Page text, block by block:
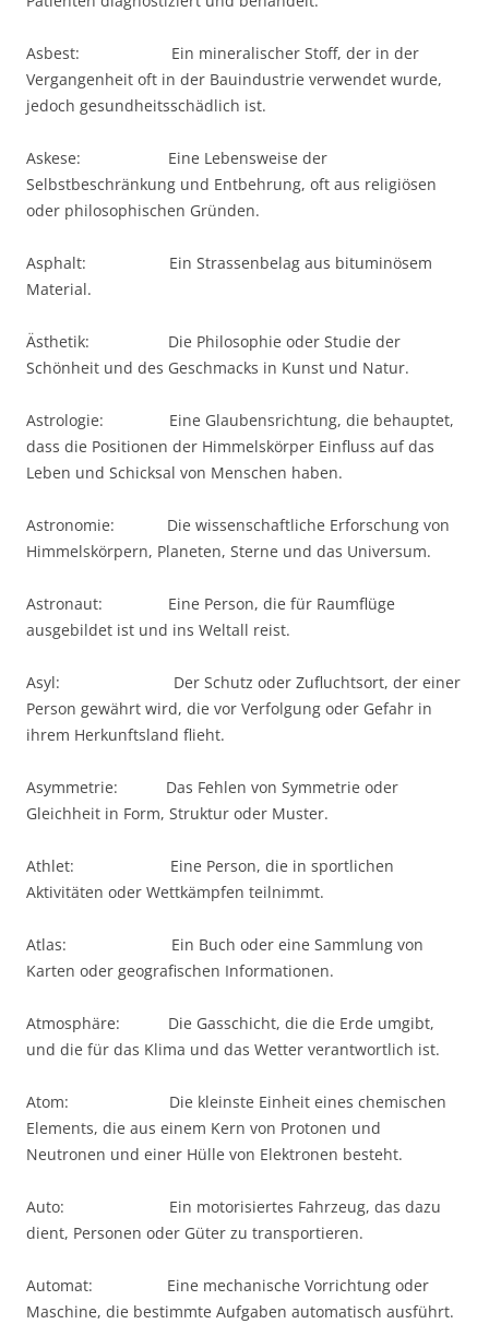
Asbest: Ein mineralischer Stoff, der in der
Vergangenheit oft in der Bauindustrie verwendet wurde,
jedoch gesundheitsschädlich ist.
Askese: Eine Lebensweise der
Selbstbeschränkung und Entbehrung, oft aus religiösen
oder philosophischen Gründen.
Asphalt: Ein Strassenbelag aus bituminösem
Material.
Ästhetik: Die Philosophie oder Studie der
Schönheit und des Geschmacks in Kunst und Natur.
Astrologie: Eine Glaubensrichtung, die behauptet,
dass die Positionen der Himmelskörper Einfluss auf das
Leben und Schicksal von Menschen haben.
Astronomie: Die wissenschaftliche Erforschung von
Himmelskörpern, Planeten, Sterne und das Universum.
Astronaut: Eine Person, die für Raumflüge
ausgebildet ist und ins Weltall reist.
Asyl: Der Schutz oder Zufluchtsort, der einer
Person gewährt wird, die vor Verfolgung oder Gefahr in
ihrem Herkunftsland flieht.
Asymmetrie: Das Fehlen von Symmetrie oder
Gleichheit in Form, Struktur oder Muster.
Athlet: Eine Person, die in sportlichen
Aktivitäten oder Wettkämpfen teilnimmt.
Atlas: Ein Buch oder eine Sammlung von
Karten oder geografischen Informationen.
Atmosphäre: Die Gasschicht, die die Erde umgibt,
und die für das Klima und das Wetter verantwortlich ist.
Atom: Die kleinste Einheit eines chemischen
Elements, die aus einem Kern von Protonen und
Neutronen und einer Hülle von Elektronen besteht.
Auto: Ein motorisiertes Fahrzeug, das dazu
dient, Personen oder Güter zu transportieren.
Automat: Eine mechanische Vorrichtung oder
Maschine, die bestimmte Aufgaben automatisch ausführt.